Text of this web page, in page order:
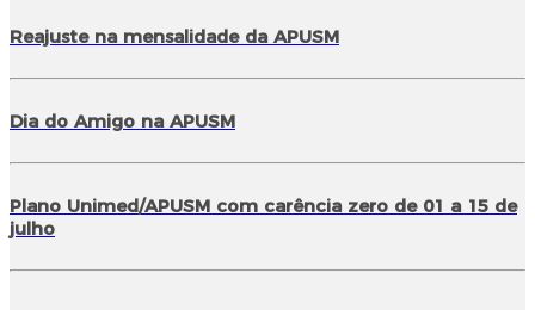
Reajuste na mensalidade da APUSM
Dia do Amigo na APUSM
Plano Unimed/APUSM com carência zero de 01 a 15 de
julho